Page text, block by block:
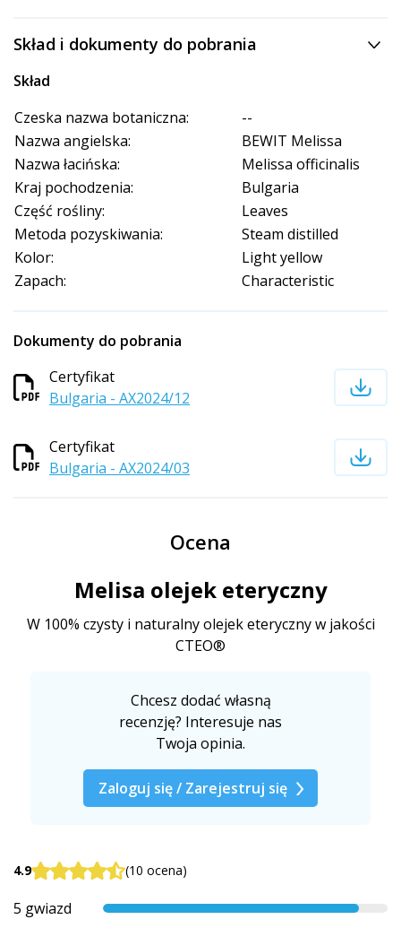
Skład i dokumenty do pobrania
Skład
Czeska nazwa botaniczna:
--
Nazwa angielska:
BEWIT Melissa
Nazwa łacińska:
Melissa officinalis
Kraj pochodzenia:
Bulgaria
Część rośliny:
Leaves
Metoda pozyskiwania:
Steam distilled
Kolor:
Light yellow
Zapach:
Characteristic
Dokumenty do pobrania
Certyfikat
Bulgaria - AX2024/12
Certyfikat
Bulgaria - AX2024/03
Ocena
Melisa olejek eteryczny
W 100% czysty i naturalny olejek eteryczny w jakości
CTEO®
Chcesz dodać własną
recenzję? Interesuje nas
Twoja opinia.
Zaloguj się / Zarejestruj się
4.9 (10 ocena)
5 gwiazd